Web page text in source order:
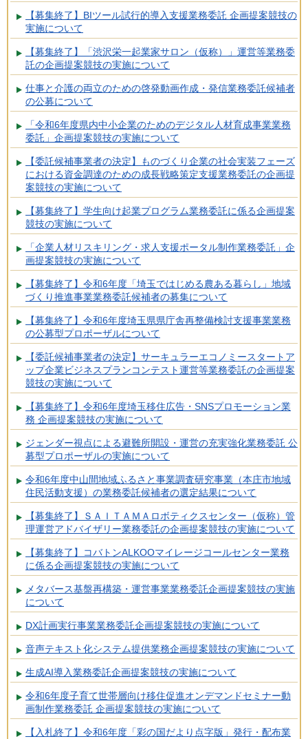
【募集終了】BIツール試行的導入支援業務委託 企画提案競技の
実施について
【募集終了】「渋沢栄一起業家サロン（仮称）」運営等業務委
託の企画提案競技の実施について
仕事と介護の両立のための啓発動画作成・発信業務委託候補者
の公募について
「令和6年度県内中小企業のためのデジタル人材育成事業業務
委託」企画提案競技の実施について
【委託候補事業者の決定】ものづくり企業の社会実装フェーズ
における資金調達のための成長戦略策定支援業務委託の企画提
案競技の実施について
【募集終了】学生向け起業プログラム業務委託に係る企画提案
競技の実施について
「企業人材リスキリング・求人支援ポータル制作業務委託」企
画提案競技の実施について
【募集終了】令和6年度「埼玉ではじめる農ある暮らし」地域
づくり推進事業業務委託候補者の募集について
【募集終了】令和6年度埼玉県県庁舎再整備検討支援事業業務
の公募型プロポーザルについて
【委託候補事業者の決定】サーキュラーエコノミースタートア
ップ企業ビジネスプランコンテスト運営等業務委託の企画提案
競技の実施について
【募集終了】令和6年度埼玉移住広告・SNSプロモーション業
務 企画提案競技の実施について
ジェンダー視点による避難所開設・運営の充実強化業務委託 公
募型プロポーザルの実施について
令和6年度中山間地域ふるさと事業調査研究事業（本庄市地域
住民活動支援）の業務委託候補者の選定結果について
【募集終了】ＳＡＩＴＡＭＡロボティクスセンター（仮称）管
理運営アドバイザリー業務委託の企画提案競技の実施について
【募集終了】コバトンALKOOマイレージコールセンター業務
に係る企画提案競技の実施について
メタバース基盤再構築・運営事業業務委託企画提案競技の実施
について
DX計画実行事業業務委託企画提案競技の実施について
音声テキスト化システム提供業務企画提案競技の実施について
生成AI導入業務委託企画提案競技の実施について
令和6年度子育て世帯層向け移住促進オンデマンドセミナー動
画制作業務委託 企画提案競技の実施について
【入札終了】令和6年度「彩の国だより点字版」発行・配布業